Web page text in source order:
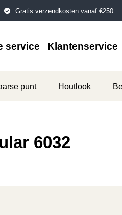
Gratis verzendkosten vanaf €250
service Klantenservice
punt Houtlook
6032